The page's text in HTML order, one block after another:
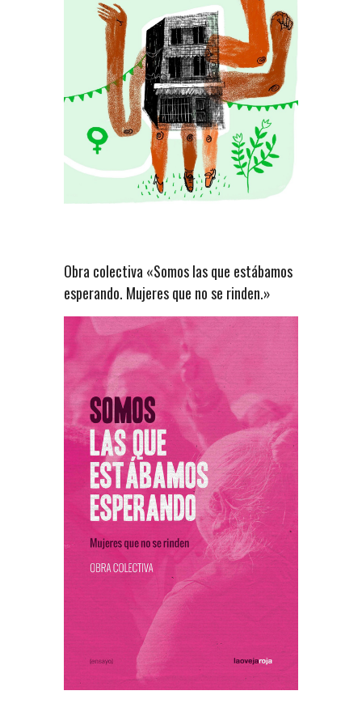
Obra colectiva «Somos las que estábamos
esperando. Mujeres que no se rinden.»